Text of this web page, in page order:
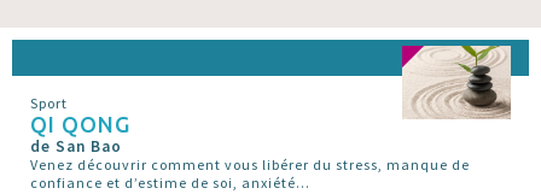
Sport
QI QONG
de San Bao
Venez découvrir comment vous libérer du stress, manque de
confiance et d’estime de soi, anxiété...